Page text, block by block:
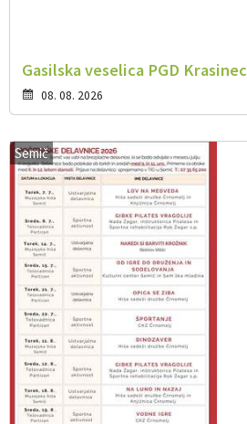
Gasilska veselica PGD Krasinec
08. 08. 2026
Semič